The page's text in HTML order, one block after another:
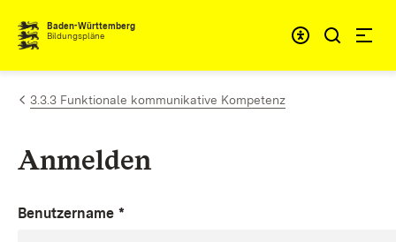
Zum Inhalt springen
Baden-Württemberg
Bildungspläne
3.3.3 Funktionale kommunikative Kompetenz
Anmelden
Benutzername *